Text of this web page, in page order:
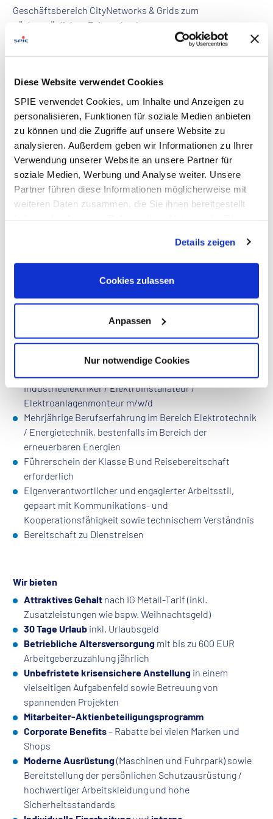
Diese Website verwendet Cookies
SPIE verwendet Cookies, um Inhalte und Anzeigen zu
personalisieren, Funktionen für soziale Medien anbieten
zu können und die Zugriffe auf unsere Website zu
analysieren. Außerdem geben wir Informationen zu Ihrer
Verwendung unserer Website an unsere Partner für
soziale Medien, Werbung und Analyse weiter. Unsere
Partner führen diese Informationen möglicherweise mit
weiteren Daten zusammen, die Sie ihnen bereitgestellt
Verarbeitung Ihrer Daten in den USA ein. Alle weiteren
Informationen zu Cookies finden Sie in unseren
Datenschutzhinweisen.
Details zeigen
Cookies zulassen
Anpassen
Nur notwendige Cookies
Geschäftsbereich CityNetworks & Grids zum
nächstmöglichen Zeitpunkt als
Servicetechniker Ladeinfrastruktur Elektromobilität
m/w/d
Kennziffer: 2026-0170
Arbeitszeit: Vollzeit (unbefristet)
Aufgaben
Du übernimmst die Montage und Inbetriebnahme von
elektrischen Anlagen im Bereich Elektromobilität – zum
Beispiel Ladestationen – unter Einhaltung der DGUV-
Vorschriften und der Ladesäulenverordnung
Instandhaltungsarbeiten an den Ladestationen gehört
zu Deinem Aufgabenbereich
Nach erfolgreicher Einarbeitung nimmst Du am
Profil
Abgeschlossene Ausbildung im Bereich Elektrotechnik /
Industrieelektriker / Elektroinstallateur /
Elektroanlagenmonteur m/w/d
Mehrjährige Berufserfahrung im Bereich Elektrotechnik
/ Energietechnik, bestenfalls im Bereich der
erneuerbaren Energien
Führerschein der Klasse B und Reisebereitschaft
erforderlich
Eigenverantwortlicher und engagierter Arbeitsstil,
gepaart mit Kommunikations- und
Kooperationsfähigkeit sowie technischem Verständnis
Bereitschaft zu Dienstreisen
Wir bieten
Attraktives Gehalt nach IG Metall-Tarif (inkl.
Zusatzleistungen wie bspw. Weihnachtsgeld)
30 Tage Urlaub inkl. Urlaubsgeld
Betriebliche Altersversorgung mit bis zu 600 EUR
Arbeitgeberzuzahlung jährlich
Unbefristete krisensichere Anstellung in einem
vielseitigen Aufgabenfeld sowie Betreuung von
spannenden Projekten
Mitarbeiter-Aktienbeteiligungsprogramm
Corporate Benefits– Rabatte bei vielen Marken und
Shops
Moderne Ausrüstung(Maschinen und Fuhrpark) sowie
Bereitstellung der persönlichen Schutzausrüstung /
hochwertiger Arbeitskleidung und hohe
Sicherheitsstandards